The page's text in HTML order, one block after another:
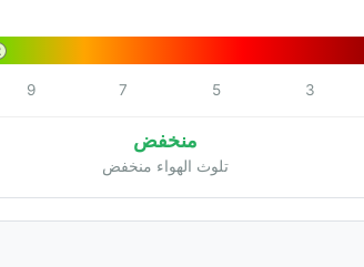
3
5
7
9
منخفض
تلوث الهواء منخفض